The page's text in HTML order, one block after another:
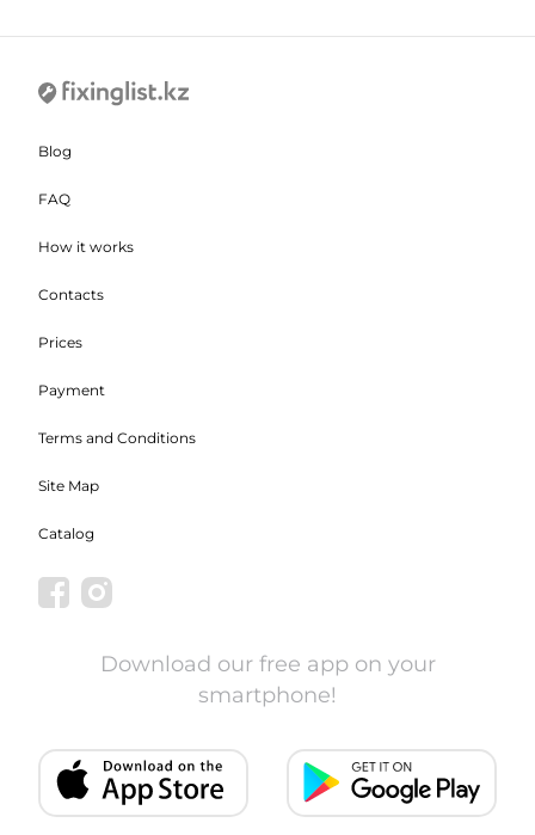
Blog
FAQ
How it works
Contacts
Prices
Payment
Terms and Conditions
Site Map
Catalog
Download our free app on your
smartphone!